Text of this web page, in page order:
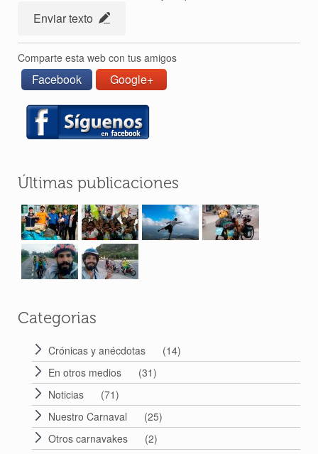
Enviar texto
Comparte esta web con tus amigos
Facebook Google+
Últimas publicaciones
Categorias
Crónicas y anécdotas
(14)
En otros medios
(31)
Noticias
(71)
Nuestro Carnaval
(25)
Otros carnavakes
(2)